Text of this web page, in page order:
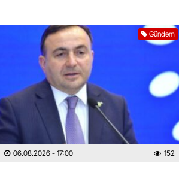
Gündəm
06.08.2026 - 17:00 152